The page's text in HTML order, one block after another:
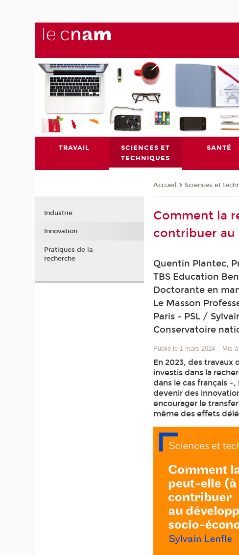
TRAVAIL
SCIENCES ET
TECHNIQUES
SANTÉ
Accueil Sciences et
Comment la
contribuer au
Quentin Plantec,
TBS Education
Doctorante en
Le Masson
Paris - PSL /
Conservatoire
Publié le 1 mars 2024 – Mis
En 2023, des travaux
investis dans la
dans le cas français
devenir des
encourager le
même des effets
Industrie
Innovation
Pratiques de la
recherche